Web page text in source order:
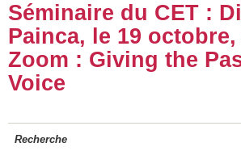
Séminaire du CET :
Painca, le 19
Zoom : Giving the
Voice
Recherche